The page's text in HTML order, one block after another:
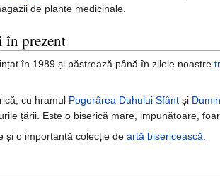
de plante medicinale.
în prezent
în 1989 și păstrează până în zilele noastre
cu hramul Pogorârea Duhului Sfânt și
țării. Este o biserică mare, impunătoare,
și o importantă colecție de artă bisericească.